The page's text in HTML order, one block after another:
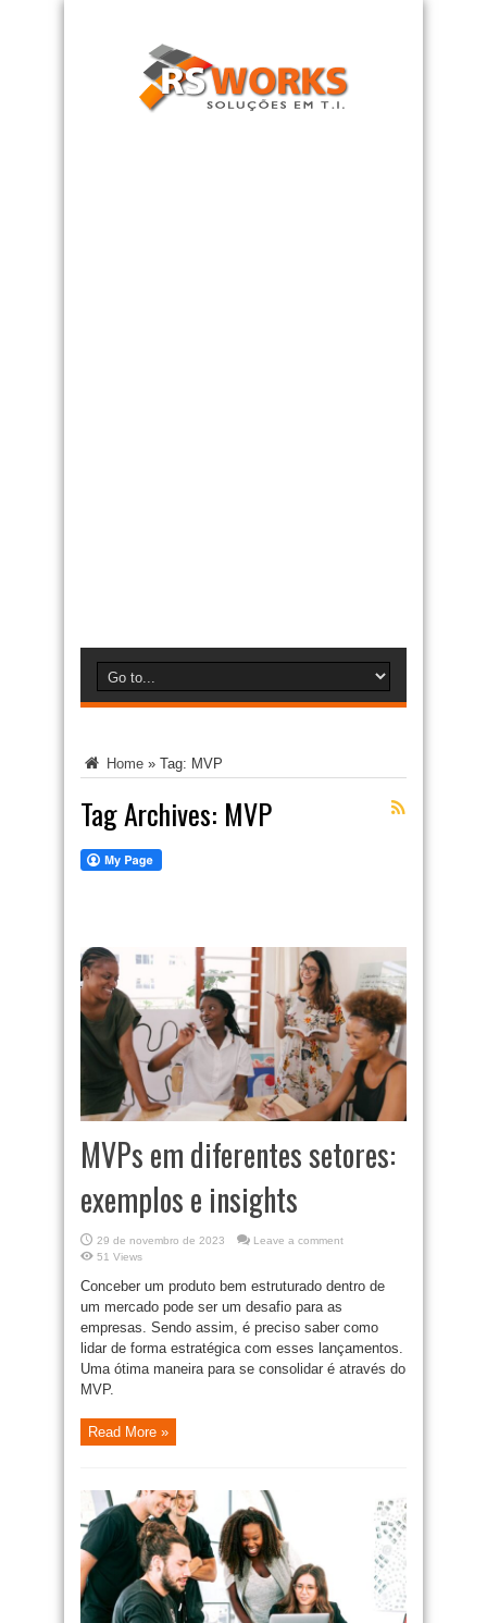
Home » Tag: MVP
Tag Archives: MVP
MVPs em diferentes setores:
exemplos e insights
29 de novembro de 2023
Leave a comment
51 Views
Conceber um produto bem estruturado dentro de
um mercado pode ser um desafio para as
empresas. Sendo assim, é preciso saber como
lidar de forma estratégica com esses lançamentos.
Uma ótima maneira para se consolidar é através do
MVP.
Read More »